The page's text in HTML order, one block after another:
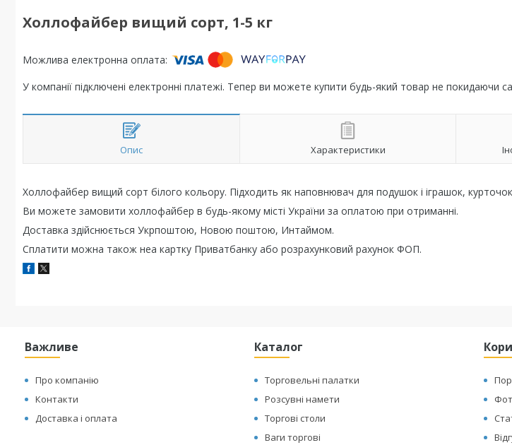
Холлофайбер вищий сорт, 1-5 кг
У компанії підключені електронні платежі. Тепер ви можете купити будь-який товар не покидаючи
Опис Характеристики
Холлофайбер вищий сорт білого кольору. Підходить як наповнювач для подушок і іграшок,
Ви можете замовити холлофайбер в будь-якому місті України за оплатою при отриманні.
Доставка здійснюється Укрпоштою, Новою поштою, Интаймом.
Сплатити можна також неа картку Приватбанку або розрахунковий рахунок ФОП.
Важливе
Про компанію
Контакти
Доставка і оплата
Каталог
Торговельні палатки
Розсувні намети
Торгові столи
Ваги торгові